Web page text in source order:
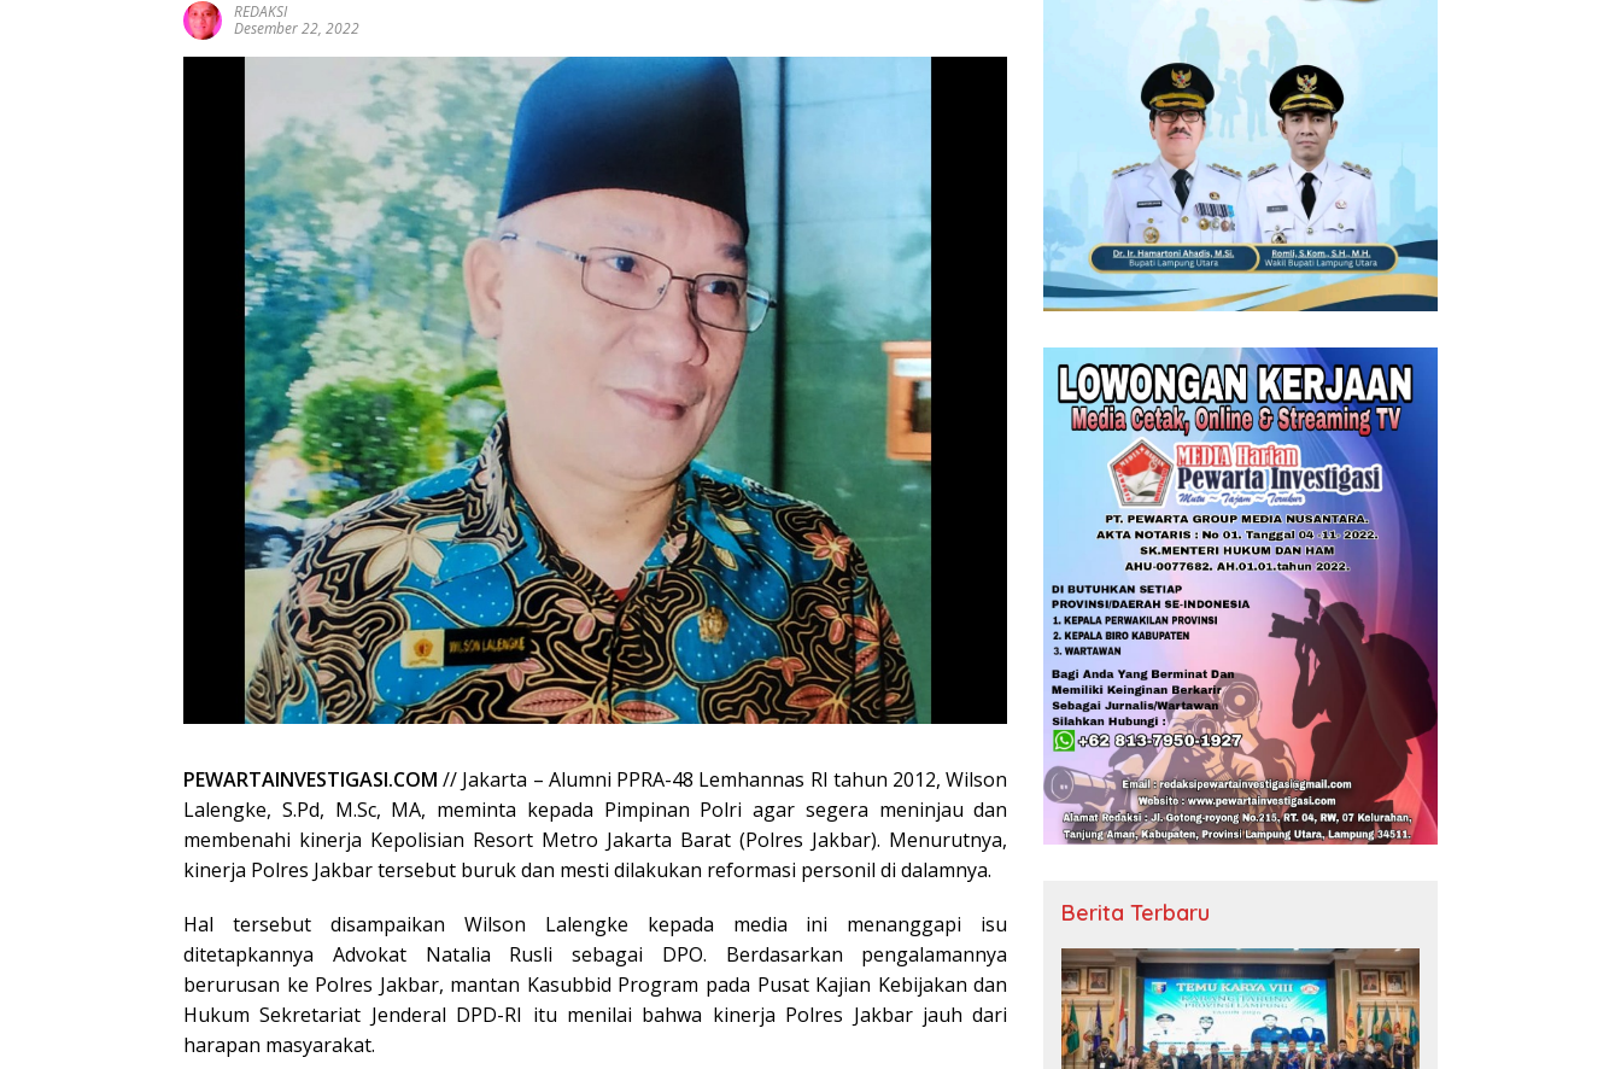
REDAKSI
Desember 22, 2022
PEWARTAINVESTIGASI.COM // Jakarta – Alumni PPRA-48 Lemhannas RI tahun 2012, Wilson
Lalengke, S.Pd, M.Sc, MA, meminta kepada Pimpinan Polri agar segera meninjau dan
membenahi kinerja Kepolisian Resort Metro Jakarta Barat (Polres Jakbar). Menurutnya,
kinerja Polres Jakbar tersebut buruk dan mesti dilakukan reformasi personil di dalamnya.
Hal tersebut disampaikan Wilson Lalengke kepada media ini menanggapi isu
ditetapkannya Advokat Natalia Rusli sebagai DPO. Berdasarkan pengalamannya
berurusan ke Polres Jakbar, mantan Kasubbid Program pada Pusat Kajian Kebijakan dan
Hukum Sekretariat Jenderal DPD-RI itu menilai bahwa kinerja Polres Jakbar jauh dari
harapan masyarakat.
Berita Terbaru